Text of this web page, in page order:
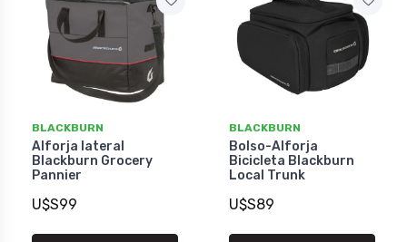
BLACKBURN
Alforja lateral
Blackburn Grocery
Pannier
U$S99
BLACKBURN
Bolso-Alforja
Bicicleta Blackburn
Local Trunk
U$S89